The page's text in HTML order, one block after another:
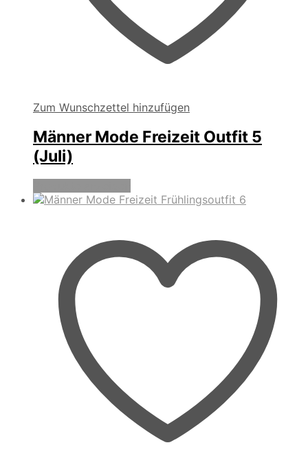
Zum Wunschzettel hinzufügen
Männer Mode Freizeit Outfit 5
(Juli)